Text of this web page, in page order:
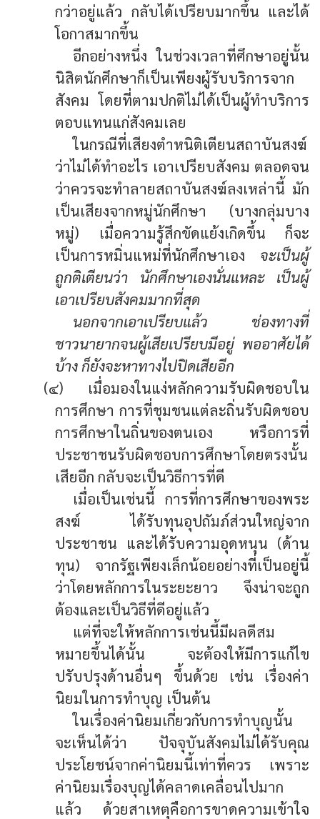
กว่าอยู่แล้ว กลับได้เปรียบมากขึ้น และได้
โอกาสมากขึ้น
อีกอย่างหนึ่ง ในช่วงเวลาที่ศึกษาอยู่นั้น
นิสิตนักศึกษาก็เป็นเพียงผู้รับบริการจาก
สังคม โดยที่ตามปกติไม่ได้เป็นผู้ทำบริการ
ตอบแทนแก่สังคมเลย
ในกรณีที่เสียงตำหนิติเตียนสถาบันสงฆ์
ว่าไม่ได้ทำอะไร เอาเปรียบสังคม ตลอดจน
ว่าควรจะทำลายสถาบันสงฆ์ลงเหล่านี้ มัก
เป็นเสียงจากหมู่นักศึกษา (บางกลุ่มบาง
หมู่) เมื่อความรู้สึกขัดแย้งเกิดขึ้น ก็จะ
เป็นการหมิ่นแหม่ที่นักศึกษาเอง จะเป็นผู้
ถูกติเตียนว่า นักศึกษาเองนั่นแหละ เป็นผู้
เอาเปรียบสังคมมากที่สุด
นอกจากเอาเปรียบแล้ว ช่องทางที่
ชาวนายากจนผู้เสียเปรียบมีอยู่ พออาศัยได้
บ้าง ก็ยังจะหาทางไปปิดเสียอีก
(๔) เมื่อมองในแง่หลักความรับผิดชอบใน
การศึกษา การที่ชุมชนแต่ละถิ่นรับผิดชอบ
การศึกษาในถิ่นของตนเอง หรือการที่
ประชาชนรับผิดชอบการศึกษาโดยตรงนั้น
เสียอีก กลับจะเป็นวิธีการที่ดี
เมื่อเป็นเช่นนี้ การที่การศึกษาของพระ
สงฆ์ ได้รับทุนอุปถัมภ์ส่วนใหญ่จาก
ประชาชน และได้รับความอุดหนุน (ด้าน
ทุน) จากรัฐเพียงเล็กน้อยอย่างที่เป็นอยู่นี้
ว่าโดยหลักการในระยะยาว จึงน่าจะถูก
ต้องและเป็นวิธีที่ดีอยู่แล้ว
แต่ที่จะให้หลักการเช่นนี้มีผลดีสม
หมายขึ้นได้นั้น จะต้องให้มีการแก้ไข
ปรับปรุงด้านอื่นๆ ขึ้นด้วย เช่น เรื่องค่า
นิยมในการทำบุญ เป็นต้น
ในเรื่องค่านิยมเกี่ยวกับการทำบุญนั้น
จะเห็นได้ว่า ปัจจุบันสังคมไม่ได้รับคุณ
ประโยชน์จากค่านิยมนี้เท่าที่ควร เพราะ
ค่านิยมเรื่องบุญได้คลาดเคลื่อนไปมาก
แล้ว ด้วยสาเหตุคือการขาดความเข้าใจ